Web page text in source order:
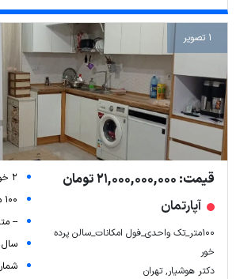
1 تصویر
قیمت: 21,000,000,000 تومان
آپارتمان
۱۰۰متر_تک واحدی_فول امکانات_سالن پرده
خور
دکتر هوشیار, تهران
2 خواب
100 متر زیربنا
--
سال